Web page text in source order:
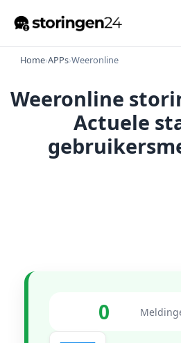
Home›APPs›Weeronline
Weeronline
Actuele
0